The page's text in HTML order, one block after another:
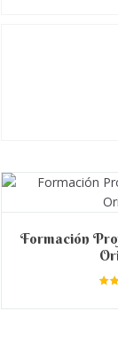
Formación